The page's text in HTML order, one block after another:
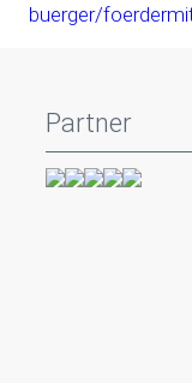
buerger/
Partner